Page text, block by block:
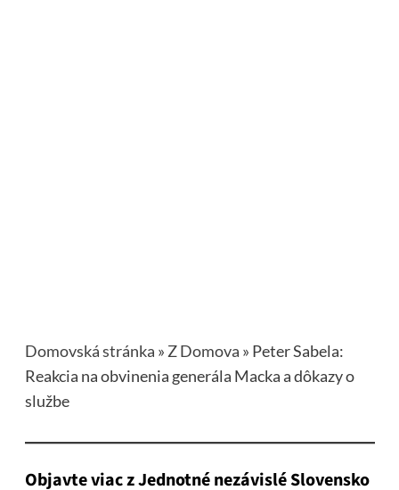
Domovská stránka » Z Domova » Peter Sabela:
Reakcia na obvinenia generála Macka a dôkazy o
službe
Objavte viac z Jednotné nezávislé Slovensko